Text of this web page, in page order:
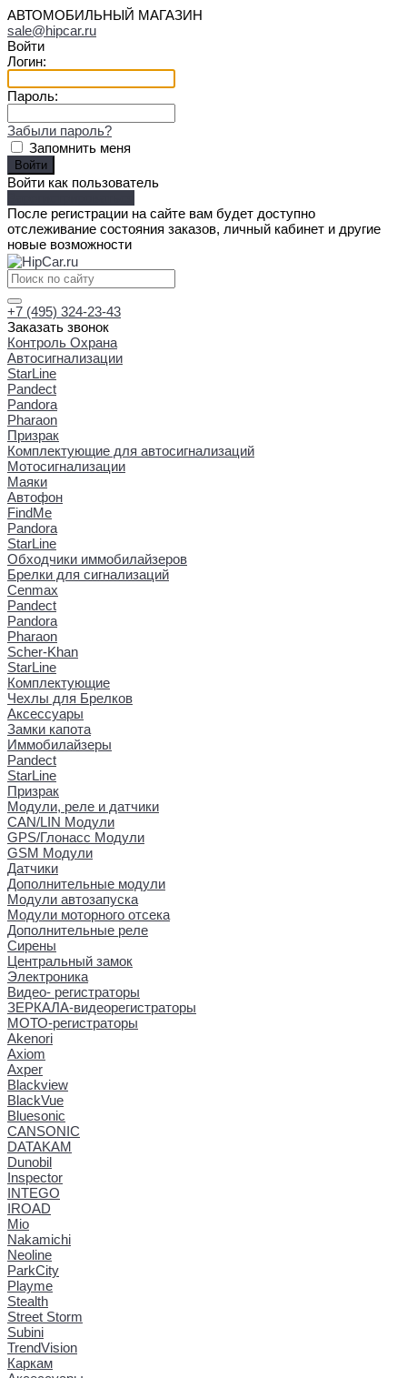
АВТОМОБИЛЬНЫЙ МАГАЗИН
sale@hipcar.ru
Войти
Логин:
Пароль:
Забыли пароль?
Запомнить меня
Войти как пользователь
После регистрации на сайте вам будет доступно
отслеживание состояния заказов, личный кабинет и другие
новые возможности
+7 (495) 324-23-43
Заказать звонок
Контроль Охрана
Автосигнализации
StarLine
Pandect
Pandora
Pharaon
Призрак
Комплектующие для автосигнализаций
Мотосигнализации
Маяки
Автофон
FindMe
Pandora
StarLine
Обходчики иммобилайзеров
Брелки для сигнализаций
Cenmax
Pandect
Pandora
Pharaon
Scher-Khan
StarLine
Комплектующие
Чехлы для Брелков
Аксессуары
Замки капота
Иммобилайзеры
Pandect
StarLine
Призрак
Модули, реле и датчики
CAN/LIN Модули
GPS/Глонасс Модули
GSM Модули
Датчики
Дополнительные модули
Модули автозапуска
Модули моторного отсека
Дополнительные реле
Сирены
Центральный замок
Электроника
Видео- регистраторы
ЗЕРКАЛА-видеорегистраторы
МОТО-регистраторы
Akenori
Axiom
Axper
Blackview
BlackVue
Bluesonic
CANSONIC
DATAKAM
Dunobil
Inspector
INTEGO
IROAD
Mio
Nakamichi
Neoline
ParkCity
Playme
Stealth
Street Storm
Subini
TrendVision
Каркам